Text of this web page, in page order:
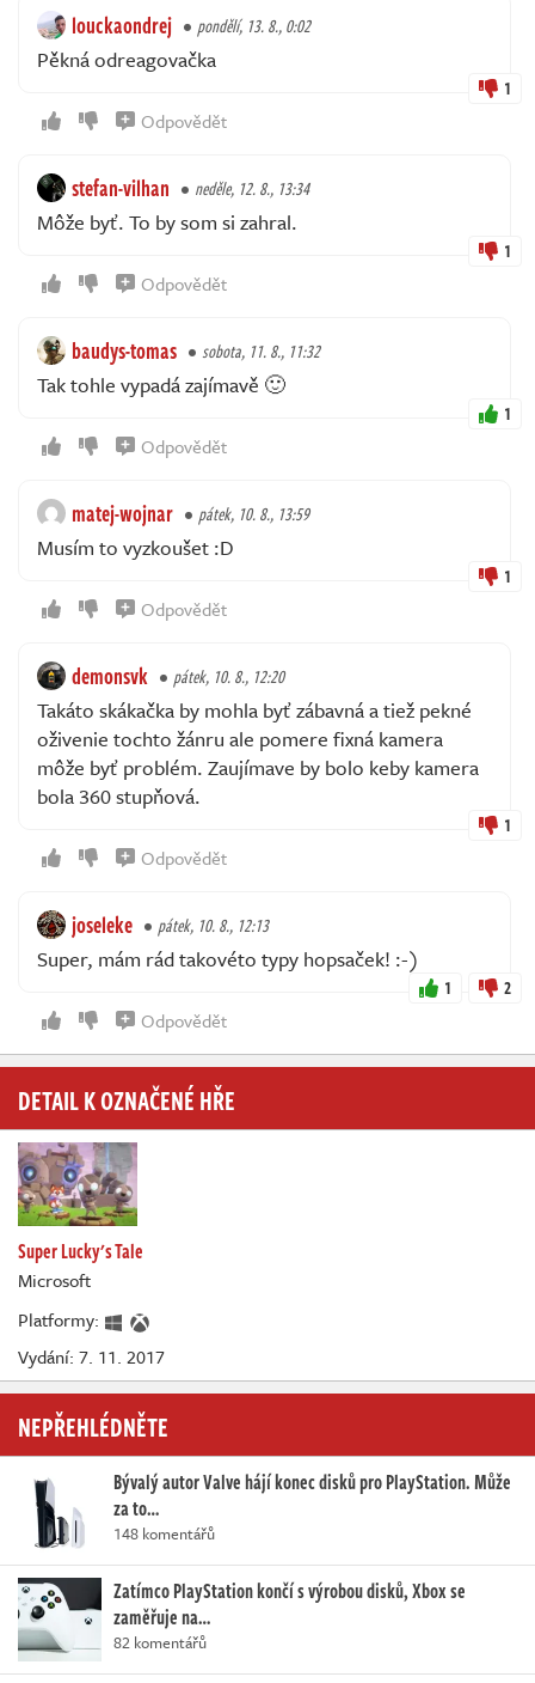
louckaondrej pondělí, 13. 8., 0:02
Pěkná odreagovačka
1
Odpovědět
stefan-vilhan neděle, 12. 8., 13:34
Môže byť. To by som si zahral.
1
Odpovědět
baudys-tomas sobota, 11. 8., 11:32
Tak tohle vypadá zajímavě 🙂
1
Odpovědět
matej-wojnar pátek, 10. 8., 13:59
Musím to vyzkoušet :D
1
Odpovědět
demonsvk pátek, 10. 8., 12:20
Takáto skákačka by mohla byť zábavná a tiež pekné
oživenie tochto žánru ale pomere fixná kamera
môže byť problém. Zaujímave by bolo keby kamera
bola 360 stupňová.
1
Odpovědět
joseleke pátek, 10. 8., 12:13
Super, mám rád takovéto typy hopsaček! :-)
1 2
Odpovědět
DETAIL K OZNAČENÉ HŘE
Super Lucky's Tale
Microsoft
Platformy:
Vydání: 7. 11. 2017
NEPŘEHLÉDNĚTE
Bývalý autor Valve hájí konec disků pro PlayStation. Může
za to…
148 komentářů
Zatímco PlayStation končí s výrobou disků, Xbox se
zaměřuje na…
82 komentářů